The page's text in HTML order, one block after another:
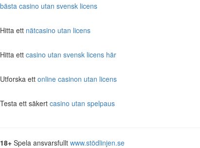
bästa casino utan svensk licens
Hitta ett nätcasino utan licens
Hitta ett casino utan svensk licens här
Utforska ett online casinon utan licens
Testa ett säkert casino utan spelpaus
18+ Spela ansvarsfullt www.stödlinjen.se